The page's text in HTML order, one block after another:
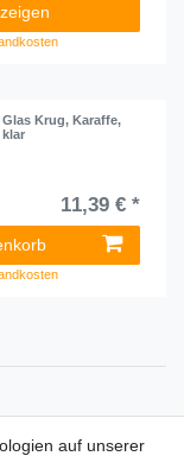
Glas Krug, Karaffe,
klar
11,39 € *
auf unserer